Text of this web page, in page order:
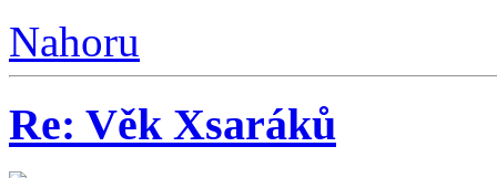
Nahoru
Re: Věk Xsaráků